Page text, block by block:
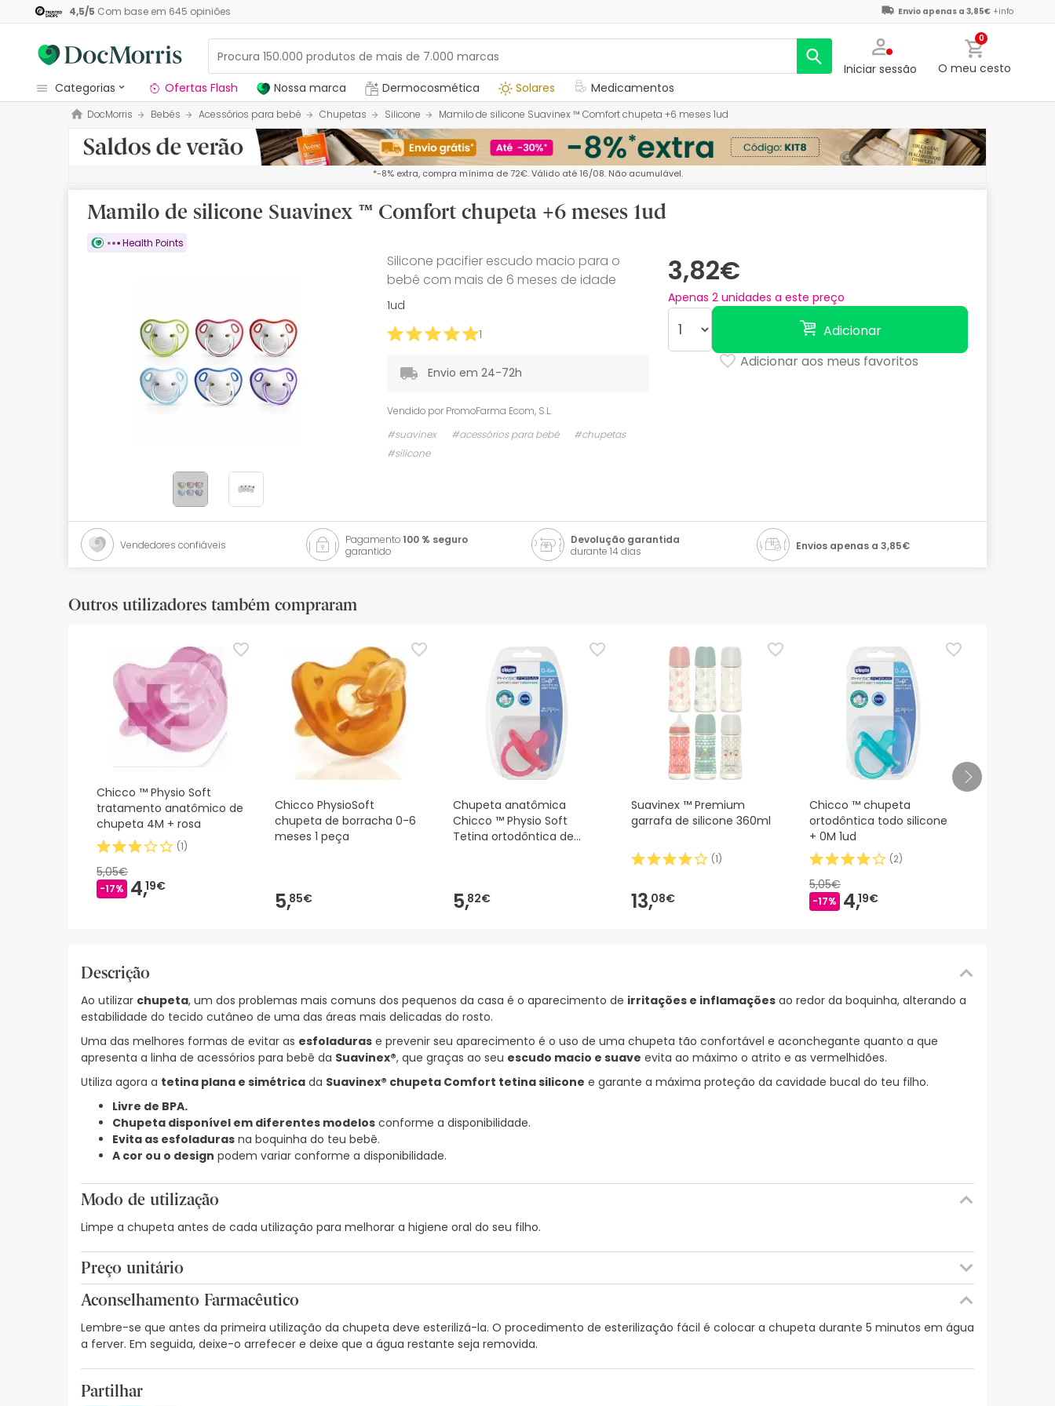
4,5/5 Com base em 645 opiniões Envio apenas a 3,85€ +info
Iniciar sessão
0
O meu cesto
categorias
Dermocosmetica
Nossa marca
Medicamentos
Cosmética
Promoções
Mais vendidos
Ofertas Flash Nossa marca Dermocosmética Solares Medicamentos
DocMorris Bebés Acessórios para bebé Chupetas Silicone Mamilo de silicone Suavinex ™ Comfort chupeta +6 meses 1ud
*-8% extra, compra mínima de 72€. Válido até 16/08. Não acumulável.
Mamilo de silicone Suavinex ™ Comfort chupeta +6 meses 1ud
Health Points
3,82€
Apenas 2 unidades a este preço
Adicionar
Adicionar aos meus favoritos
Silicone pacifier escudo macio para o
bebê com mais de 6 meses de idade
1ud
1
Envio em 24-72h
Vendido por PromoFarma Ecom, S.L.
#suavinex
#acessórios para bebé
#chupetas
#silicone
Vendedores confiáveis Pagamento100 % seguro
garantido
Devolução garantida
durante 14 dias
Envios apenas a 3,85€
Outros utilizadores também compraram
Chicco ™ Physio Soft
tratamento anatômico de
chupeta 4M + rosa
(1)
5,05€
-17% 4,19€
Chicco PhysioSoft
chupeta de borracha 0-6
meses 1 peça
5,85€
Chupeta anatômica
Chicco ™ Physio Soft
Tetina ortodôntica de
5,82€
Suavinex ™ Premium
garrafa de silicone 360ml
(1)
13,08€
Chicco ™ chupeta
ortodôntica todo silicone
+ 0M 1ud
(2)
5,05€
-17% 4,19€
Descrição
Ao utilizar chupeta, um dos problemas mais comuns dos pequenos da casa é o aparecimento de irritações e inflamações ao redor da boquinha, alterando a
estabilidade do tecido cutâneo de uma das áreas mais delicadas do rosto.
Uma das melhores formas de evitar as esfoladuras e prevenir seu aparecimento é o uso de uma chupeta tão confortável e aconchegante quanto a que
apresenta a linha de acessórios para bebê da Suavinex®, que graças ao seu escudo macio e suave evita ao máximo o atrito e as vermelhidões.
Utiliza agora a tetina plana e simétrica da Suavinex® chupeta Comfort tetina silicone e garante a máxima proteção da cavidade bucal do teu filho.
Livre de BPA.
Chupeta disponível em diferentes modelos conforme a disponibilidade.
Evita as esfoladuras na boquinha do teu bebê.
A cor ou o design podem variar conforme a disponibilidade.
Modo de utilização
Limpe a chupeta antes de cada utilização para melhorar a higiene oral do seu filho.
Preço unitário
3,82€ / Unidades
Aconselhamento Farmacêutico
Lembre-se que antes da primeira utilização da chupeta deve esterilizá-la. O procedimento de esterilização fácil é colocar a chupeta durante 5 minutos em água
a ferver. Em seguida, deixe-o arrefecer e deixe que a água restante seja removida.
Partilhar